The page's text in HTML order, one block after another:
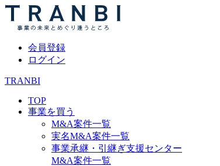
会員登録
ログイン
TRANBI
TOP
事業を買う
M&A案件一覧
実名M&A案件一覧
事業承継・引継ぎ支援センター
M&A案件一覧